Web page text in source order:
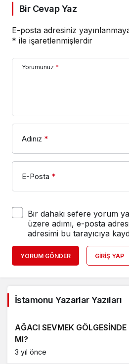
Bir Cevap Yaz
E-posta adresiniz
* ile işaretlenmişlerdir
Yorumunuz *
Adınız *
E-Posta *
Bir dahaki sefere yorum
üzere adımı, e-posta
adresimi bu tarayıcıya
YORUM GÖNDER GIRIŞ YAP
İstamonu Yazarlar Yazıları
AĞACI SEVMEK
MI?
3 yıl önce